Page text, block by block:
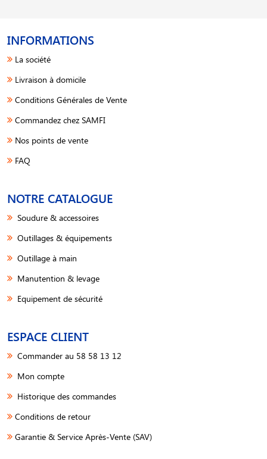
INFORMATIONS
La société
Livraison à domicile
Conditions Générales de Vente
Commandez chez SAMFI
Nos points de vente
FAQ
NOTRE CATALOGUE
Soudure & accessoires
Outillages & équipements
Outillage à main
Manutention & levage
Equipement de sécurité
ESPACE CLIENT
Commander au 58 58 13 12
Mon compte
Historique des commandes
Conditions de retour
Garantie & Service Après-Vente (SAV)